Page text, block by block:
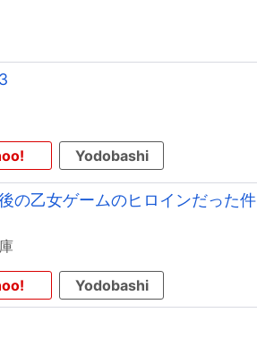
Yodobashi
の乙女ゲームのヒロインだった件
Yodobashi